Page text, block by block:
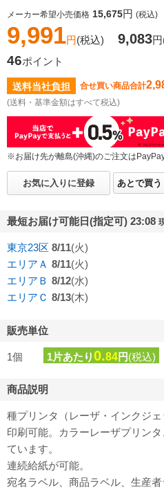
メーカー希望小売価格 15,675円 (税込)
9,991円(税込) 9,083円
46ポイント
送料当社負担 合せ買い商品合計
(送料・基準金額はすべて税込)
※お届け先が離島(沖縄)のご注文は
お気に入りに登録 あとで買う
最短お届け可能日(指定可) 23:08
東京23区 8/11(火)
エリアＡ 8/11(火)
エリアＢ 8/12(水)
エリアＣ 8/13(木)
販売単位
1個 1片あたり 0.84円(税込)
商品説明
種プリンタ（レーザ・インクジ
印刷可能。カラーレーザプリン
ています。
連続給紙が可能。
宛名ラベル、商品ラベル、生産